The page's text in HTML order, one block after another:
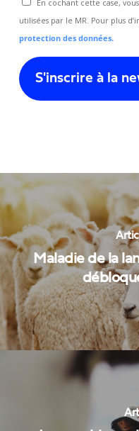
En cochant cette case,
utilisées par le MR. Pour plus
protection des données.
Maladie de la